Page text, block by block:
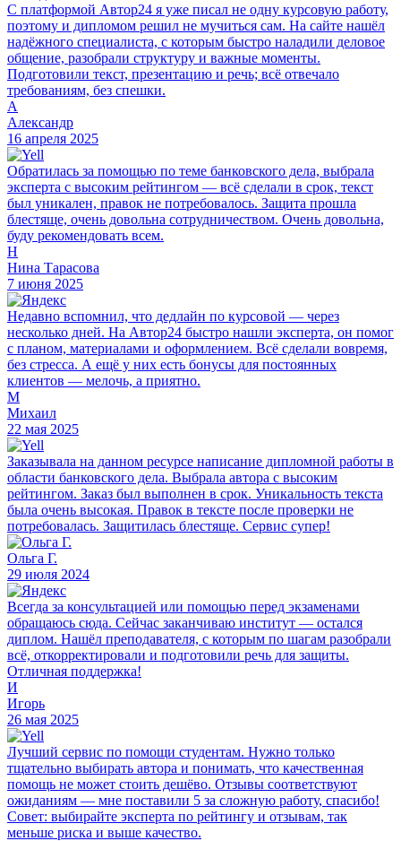
С платформой Автор24 я уже писал не одну курсовую работу,
поэтому и дипломом решил не мучиться сам. На сайте нашёл
надёжного специалиста, с которым быстро наладили деловое
общение, разобрали структуру и важные моменты.
Подготовили текст, презентацию и речь; всё отвечало
требованиям, без спешки.
А
Александр
16 апреля 2025
Обратилась за помощью по теме банковского дела, выбрала
эксперта с высоким рейтингом — всё сделали в срок, текст
был уникален, правок не потребовалось. Защита прошла
блестяще, очень довольна сотрудничеством. Очень довольна,
буду рекомендовать всем.
Н
Нина Тарасова
7 июня 2025
Недавно вспомнил, что дедлайн по курсовой — через
несколько дней. На Автор24 быстро нашли эксперта, он помог
с планом, материалами и оформлением. Всё сделали вовремя,
без стресса. А ещё у них есть бонусы для постоянных
клиентов — мелочь, а приятно.
М
Михаил
22 мая 2025
Заказывала на данном ресурсе написание дипломной работы в
области банковского дела. Выбрала автора с высоким
рейтингом. Заказ был выполнен в срок. Уникальность текста
была очень высокая. Правок в тексте после проверки не
потребовалась. Защитилась блестяще. Сервис супер!
Ольга Г.
29 июля 2024
Всегда за консультацией или помощью перед экзаменами
обращаюсь сюда. Сейчас заканчиваю институт — остался
диплом. Нашёл преподавателя, с которым по шагам разобрали
всё, откорректировали и подготовили речь для защиты.
Отличная поддержка!
И
Игорь
26 мая 2025
Лучший сервис по помощи студентам. Нужно только
тщательно выбирать автора и понимать, что качественная
помощь не может стоить дешёво. Отзывы соответствуют
ожиданиям — мне поставили 5 за сложную работу, спасибо!
Совет: выбирайте эксперта по рейтингу и отзывам, так
меньше риска и выше качество.